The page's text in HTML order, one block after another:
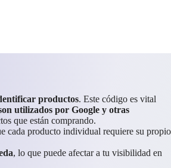
productos. Este código es vital
utilizados por Google y otras
que están comprando.
cada producto individual requiere su propio
, lo que puede afectar a tu visibilidad en